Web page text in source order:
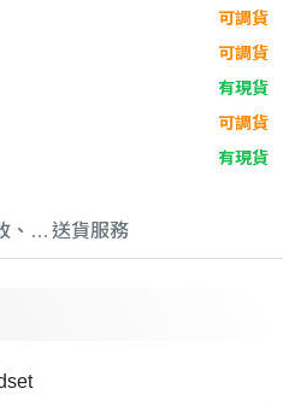
可調貨
可調貨
有現貨
可調貨
有現貨
取消與退款政策
送貨服務